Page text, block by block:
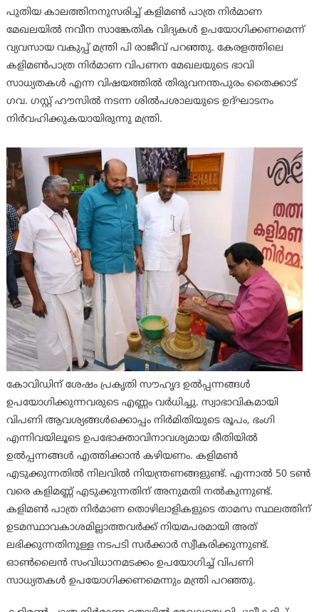
പുതിയ കാലത്തിനനുസരിച്ച് കളിമൺ പാത്ര നിർമാണ
മേഖലയിൽ നവീന സാങ്കേതിക വിദ്യകൾ ഉപയോഗിക്കണമെന്ന്
വ്യവസായ വകുപ്പ് മന്ത്രി പി രാജീവ് പറഞ്ഞു. കേരളത്തിലെ
കളിമൺപാത്ര നിർമാണ വിപണന മേഖലയുടെ ഭാവി
സാധ്യതകൾ എന്ന വിഷയത്തിൽ തിരുവനന്തപുരം തൈക്കാട്
ഗവ. ഗസ്റ്റ് ഹൗസിൽ നടന്ന ശിൽപശാലയുടെ ഉദ്ഘാടനം
നിർവഹിക്കുകയായിരുന്നു മന്ത്രി.
കോവിഡിന് ശേഷം പ്രകൃതി സൗഹൃദ ഉൽപ്പന്നങ്ങൾ
ഉപയോഗിക്കുന്നവരുടെ എണ്ണം വർധിച്ചു. സ്വാഭാവികമായി
വിപണി ആവശ്യങ്ങൾക്കൊപ്പം നിർമിതിയുടെ രൂപം, ഭംഗി
എന്നിവയിലൂടെ ഉപഭോക്താവിനാവശ്യമായ രീതിയിൽ
ഉൽപ്പന്നങ്ങൾ എത്തിക്കാൻ കഴിയണം. കളിമൺ
എടുക്കുന്നതിൽ നിലവിൽ നിയന്ത്രണങ്ങളുണ്ട്. എന്നാൽ 50 ടൺ
വരെ കളിമണ്ണ് എടുക്കുന്നതിന് അനുമതി നൽകുന്നുണ്ട്.
കളിമൺ പാത്ര നിർമാണ തൊഴിലാളികളുടെ താമസ സ്ഥലത്തിന്
ഉടമസ്ഥാവകാശമില്ലാത്തവർക്ക് നിയമപരമായി അത്
ലഭിക്കുന്നതിനുള്ള നടപടി സർക്കാർ സ്വീകരിക്കുന്നുണ്ട്.
ഓൺലൈൻ സംവിധാനമടക്കം ഉപയോഗിച്ച് വിപണി
സാധ്യതകൾ ഉപയോഗിക്കണമെന്നും മന്ത്രി പറഞ്ഞു.